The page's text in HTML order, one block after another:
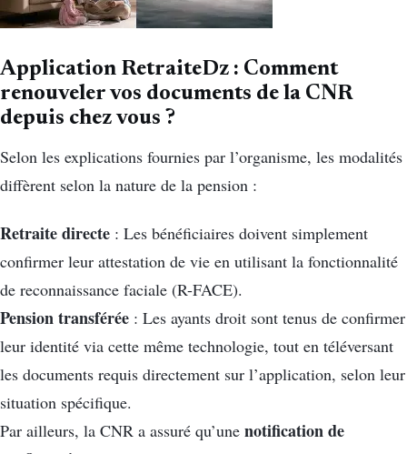
Application RetraiteDz : Comment
renouveler vos documents de la CNR
depuis chez vous ?
Selon les explications fournies par l’organisme, les modalités
diffèrent selon la nature de la pension :
Retraite directe : Les bénéficiaires doivent simplement
confirmer leur attestation de vie en utilisant la fonctionnalité
de reconnaissance faciale (R-FACE).
Pension transférée : Les ayants droit sont tenus de confirmer
leur identité via cette même technologie, tout en téléversant
les documents requis directement sur l’application, selon leur
situation spécifique.
Par ailleurs, la CNR a assuré qu’une notification de